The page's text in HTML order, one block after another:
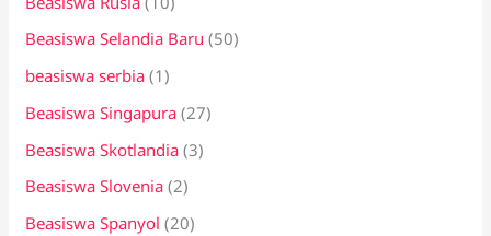
Beasiswa Selandia Baru (50)
beasiswa serbia (1)
Beasiswa Singapura (27)
Beasiswa Skotlandia (3)
Beasiswa Slovenia (2)
Beasiswa Spanyol (20)